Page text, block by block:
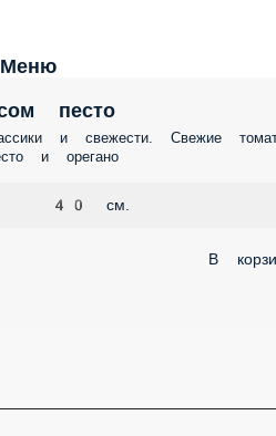
Меню
песто
и свежести. Свежие томаты, сыр
40 см.
В